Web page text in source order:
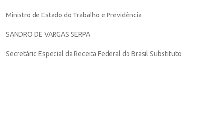
Ministro de Estado do Trabalho e Previdência
SANDRO DE VARGAS SERPA
Secretário Especial da Receita Federal do Brasil Substituto